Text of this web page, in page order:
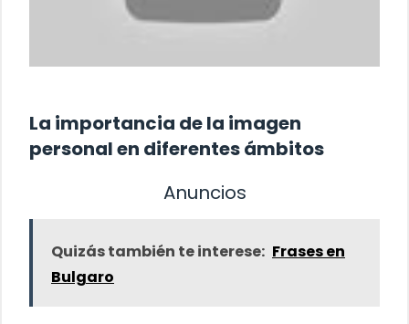
La importancia de la imagen
personal en diferentes ámbitos
Anuncios
Quizás también te interese: Frases en
Bulgaro